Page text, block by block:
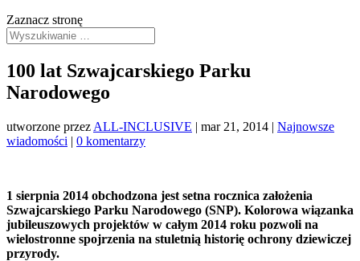
Zaznacz stronę
100 lat Szwajcarskiego Parku
Narodowego
utworzone przez ALL-INCLUSIVE | mar 21, 2014 | Najnowsze
wiadomości | 0 komentarzy
1 sierpnia 2014 obchodzona jest setna rocznica założenia
Szwajcarskiego Parku Narodowego (SNP). Kolorowa wiązanka
jubileuszowych projektów w całym 2014 roku pozwoli na
wielostronne spojrzenia na stuletnią historię ochrony dziewiczej
przyrody.